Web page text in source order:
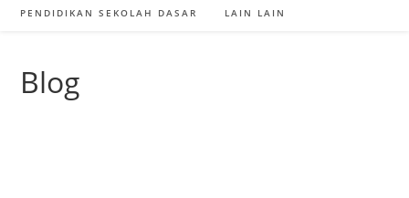
PENDIDIKAN SEKOLAH DASAR LAIN LAIN
Blog